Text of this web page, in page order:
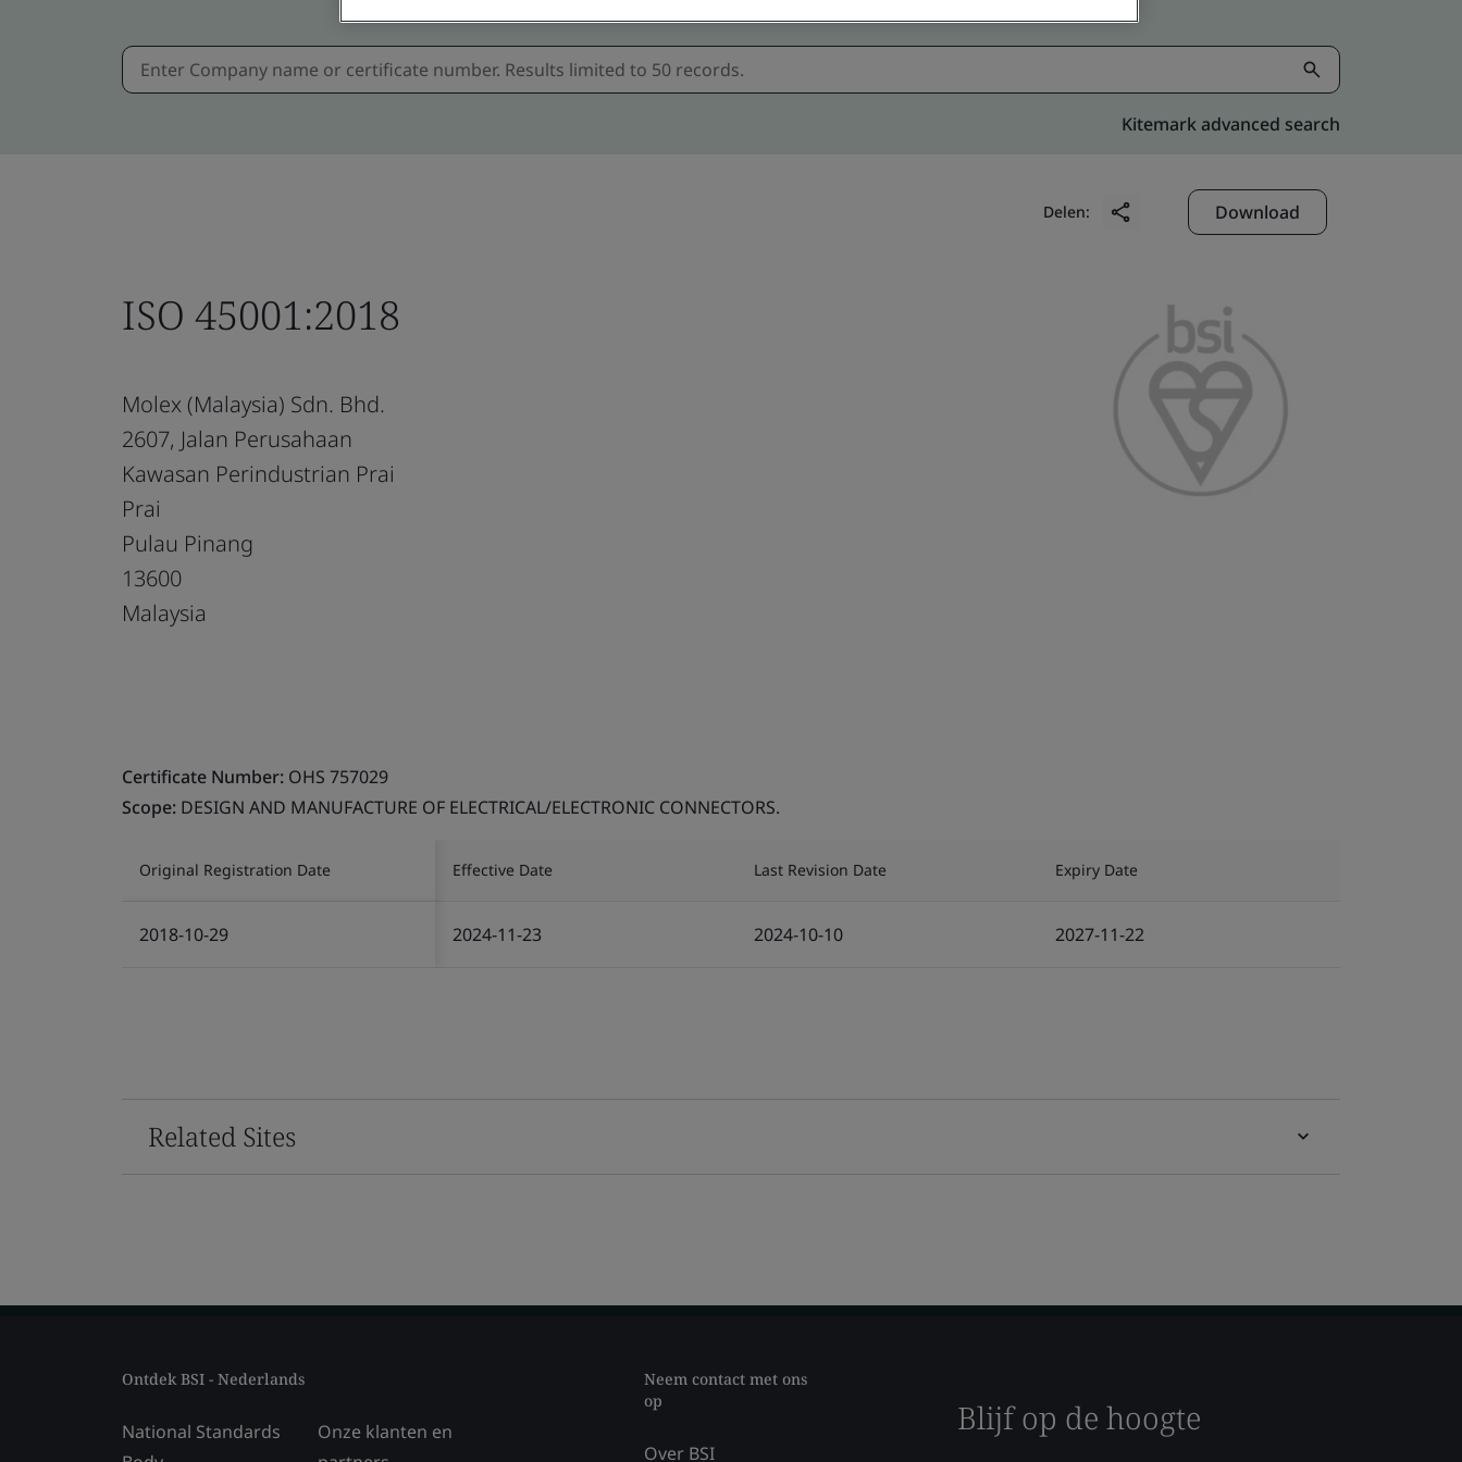
Kitemark advanced search
Delen: Download
ISO 45001:2018
Molex (Malaysia) Sdn. Bhd.
2607, Jalan Perusahaan
Kawasan Perindustrian Prai
Prai
Pulau Pinang
13600
Malaysia
Certificate Number: OHS 757029
Scope: DESIGN AND MANUFACTURE OF ELECTRICAL/ELECTRONIC CONNECTORS.
Original Registration Date Effective Date Last Revision Date Expiry Date
2018-10-29 2024-11-23 2024-10-10 2027-11-22
Related Sites
Ontdek BSI - Nederlands
National Standards
Onze klanten en
Neem contact met ons
op
Over BSI
Blijf op de hoogte